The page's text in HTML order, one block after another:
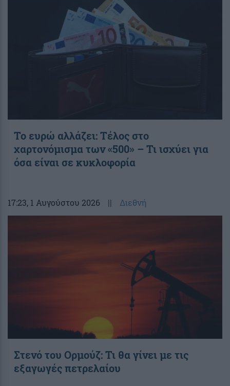
Το ευρώ αλλάζει: Τέλος στο
χαρτονόμισμα των «500» – Τι ισχύει για
όσα είναι σε κυκλοφορία
17:23, 1 Αυγούστου 2026 || Διεθνή
Στενό του Ορμούζ: Τι θα γίνει με τις
εξαγωγές πετρελαίου